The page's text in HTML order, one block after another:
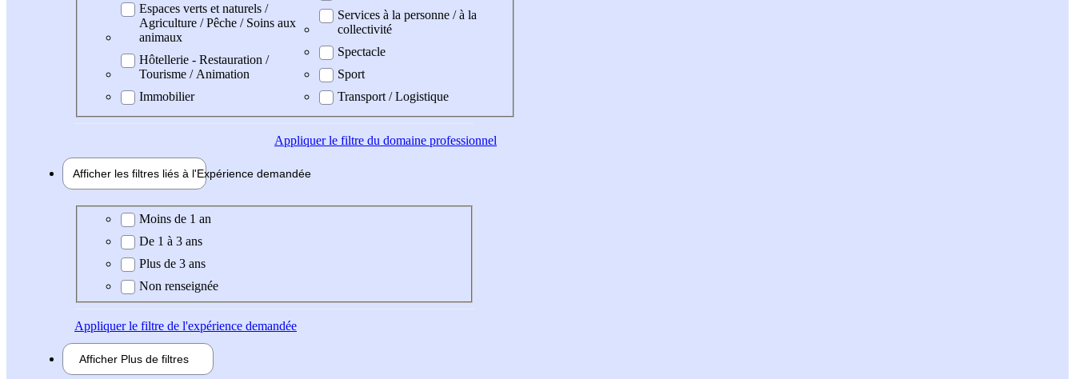
Espaces verts et naturels /
Agriculture / Pêche / Soins aux
animaux
Hôtellerie - Restauration /
Tourisme / Animation
Immobilier
Services à la personne / à la
collectivité
Spectacle
Sport
Transport / Logistique
Appliquerle filtre du domaine professionnel
Afficher les filtres liés à l'Expérience demandée
Expérience demandée
Moins de 1 an
De 1 à 3 ans
Plus de 3 ans
Non renseignée
Appliquerle filtre de l'expérience demandée
Afficher Plus de filtres